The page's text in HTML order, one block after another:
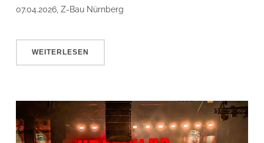
07.04.2026, Z-Bau Nürnberg
WEITERLESEN